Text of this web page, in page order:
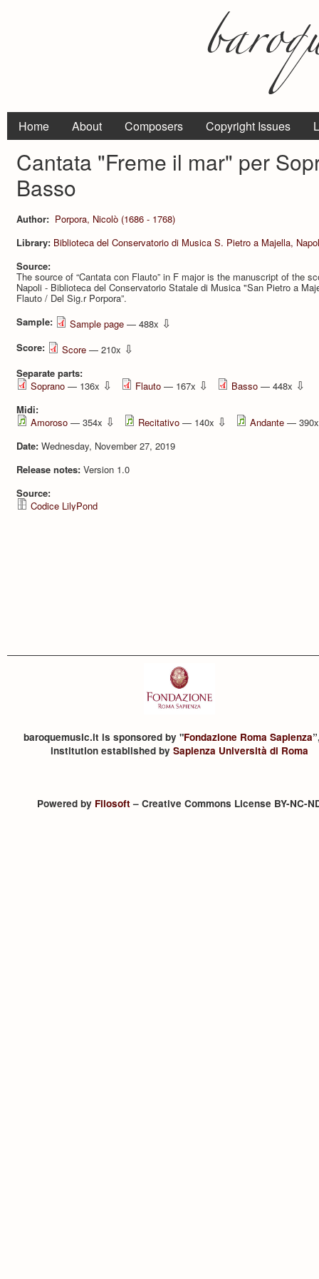
Home About Composers Copyright Issues
Cantata "Freme il mar" per
Basso
Author: Porpora, Nicolò (1686 - 1768)
Library: Biblioteca del Conservatorio di Musica S. Pietro a Majella,
Source:
The source of “Cantata con Flauto” in F major is the manuscript of the
Napoli - Biblioteca del Conservatorio Statale di Musica "San Pietro a
Flauto / Del Sig.r Porpora”.
Sample:
Sample page — 488x ⇩
Score: Score — 210x ⇩
Separate parts:
Soprano — 136x ⇩ Flauto — 167x ⇩ Basso — 448x ⇩
Midi:
Amoroso — 354x ⇩ Recitativo — 140x ⇩ Andante —
Date: Wednesday, November 27, 2019
Release notes: Version 1.0
Source:
Codice LilyPond
baroquemusic.it is sponsored by "Fondazione Roma Sapienza
institution established by Sapienza Università di Roma
Powered by Filosoft– Creative Commons License BY-NC-